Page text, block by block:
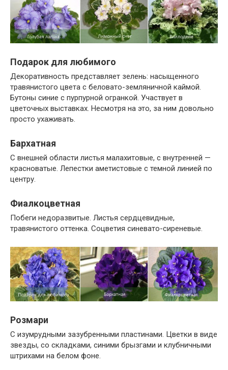
Подарок для любимого
Декоративность представляет зелень: насыщенного
травянистого цвета с беловато-земляничной каймой.
Бутоны синие с пурпурной огранкой. Участвует в
цветочных выставках. Несмотря на это, за ним довольно
просто ухаживать.
Бархатная
С внешней области листья малахитовые, с внутренней —
красноватые. Лепестки аметистовые с темной линией по
центру.
Фиалкоцветная
Побеги недоразвитые. Листья сердцевидные,
травянистого оттенка. Соцветия синевато-сиреневые.
Розмари
С изумрудными зазубренными пластинами. Цветки в виде
звезды, со складками, синими брызгами и клубничными
штрихами на белом фоне.